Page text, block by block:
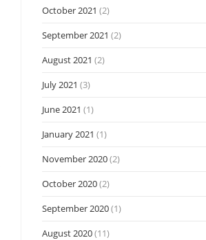
October 2021 (2)
September 2021 (2)
August 2021 (2)
July 2021 (3)
June 2021 (1)
January 2021 (1)
November 2020(2)
October 2020(2)
September 2020(1)
August 2020(11)